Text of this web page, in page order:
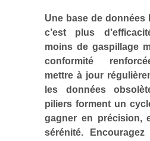
Une base de données
c’est plus
moins de gaspillage
conformité
mettre à jour
les données
piliers forment un
gagner en précision,
sérénité.